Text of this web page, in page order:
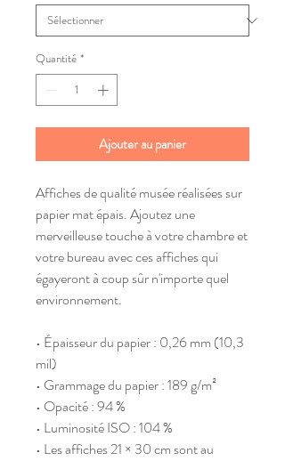
Quantité *
Ajouter au panier
Affiches de qualité musée réalisées sur
papier mat épais. Ajoutez une
merveilleuse touche à votre chambre et
votre bureau avec ces affiches qui
égayeront à coup sûr n'importe quel
environnement.
• Épaisseur du papier : 0,26 mm (10,3
mil)
• Grammage du papier : 189 g/m²
• Opacité : 94 %
• Luminosité ISO : 104 %
• Les affiches 21 × 30 cm sont au